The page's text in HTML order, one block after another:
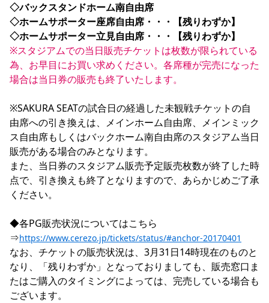
アウェイツアー
アウェイツアー
よくある質問
よくある質問
スポーツクラブ
スポーツクラブ
関連団体/施設
長居公園 セレッソフットサルパーク セレッソフットサルパーク長居
セレッソスポーツパーク舞洲 YANMAR HANASAKA STADIUM
大人のサッカースクール その他スポーツクラブ
◇バックスタンドホーム南自由席
◇ホームサポーター座席自由席・・・【残りわずか】
◇ホームサポーター立見自由席・・・【残りわずか】
※スタジアムでの当日販売チケットは枚数が限られている
為、お早目にお買い求めください。各席種が完売になった
場合は当日券の販売も終了いたします。
※SAKURA SEATの試合日の経過した未観戦チケットの自
由席への引き換えは、メインホーム自由席、メインミック
ス自由席もしくはバックホーム南自由席のスタジアム当日
販売がある場合のみとなります。
また、当日券のスタジアム販売予定販売枚数が終了した時
点で、引き換えも終了となりますので、あらかじめご了承
ください。
◆各PG販売状況についてはこちら
⇒https://www.cerezo.jp/tickets/status/#anchor-20170401
なお、チケットの販売状況は、3月31日14時現在のものと
なり、「残りわずか」となっておりましても、販売窓口ま
たはご購入のタイミングによっては、完売している場合も
ございます。